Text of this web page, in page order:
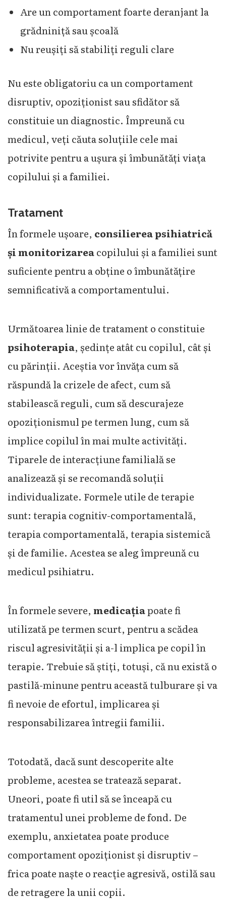
Are un comportament foarte deranjant la
grădniniță sau școală
Nu reușiți să stabiliți reguli clare
Nu este obligatoriu ca un comportament
disruptiv, opoziționist sau sfidător să
constituie un diagnostic. Împreună cu
medicul, veți căuta soluțiile cele mai
potrivite pentru a ușura și îmbunătăți viața
copilului și a familiei.
Tratament
În formele ușoare, consilierea psihiatrică
și monitorizareacopilului și a familiei sunt
suficiente pentru a obține o îmbunătățire
semnificativă a comportamentului.
Următoarea linie de tratament o constituie
psihoterapia, ședințe atât cu copilul, cât și
cu părinții. Aceștia vor învăța cum să
răspundă la crizele de afect, cum să
stabilească reguli, cum să descurajeze
opoziționismul pe termen lung, cum să
implice copilul în mai multe activități.
Tiparele de interacțiune familială se
analizează și se recomandă soluții
individualizate. Formele utile de terapie
sunt: terapia cognitiv-comportamentală,
terapia comportamentală, terapia sistemică
și de familie. Acestea se aleg împreună cu
medicul psihiatru.
În formele severe, medicațiapoate fi
utilizată pe termen scurt, pentru a scădea
riscul agresivității și a-l implica pe copil în
terapie. Trebuie să știți, totuși, că nu există o
pastilă-minune pentru această tulburare și va
fi nevoie de efortul, implicarea și
responsabilizarea întregii familii.
Totodată, dacă sunt descoperite alte
probleme, acestea se tratează separat.
Uneori, poate fi util să se înceapă cu
tratamentul unei probleme de fond. De
exemplu, anxietatea poate produce
comportament opoziționist și disruptiv –
frica poate naște o reacție agresivă, ostilă sau
de retragere la unii copii.